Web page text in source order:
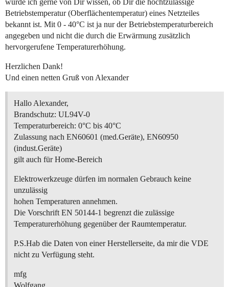
würde ich gerne von Dir wissen, ob Dir die höchtzulässige
Betriebstemperatur (Oberflächentemperatur) eines Netzteiles
bekannt ist. Mit 0 - 40°C ist ja nur der Betriebstemperaturbereich
angegeben und nicht die durch die Erwärmung zusätzlich
hervorgerufene Temperaturerhöhung.
Herzlichen Dank!
Und einen netten Gruß von Alexander
Hallo Alexander,
Brandschutz: UL94V-0
Temperaturbereich: 0°C bis 40°C
Zulassung nach EN60601 (med.Geräte), EN60950
(indust.Geräte)
gilt auch für Home-Bereich
Elektrowerkzeuge dürfen im normalen Gebrauch keine
unzulässig
hohen Temperaturen annehmen.
Die Vorschrift EN 50144-1 begrenzt die zulässige
Temperaturerhöhung gegenüber der Raumtemperatur.
P.S.Hab die Daten von einer Herstellerseite, da mir die VDE
nicht zu Verfügung steht.
mfg
Wolfgang